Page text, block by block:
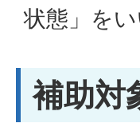
状態」をい
補助対